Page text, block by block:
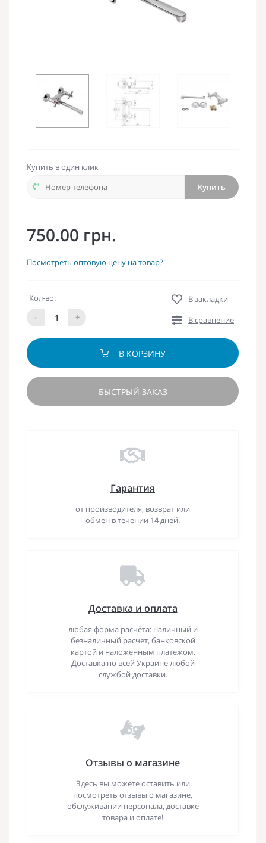
Купить в один клик
Купить
750.00 грн.
Посмотреть оптовую цену на товар?
Кол-во:
-
+
В закладки
В сравнение
В КОРЗИНУ
БЫСТРЫЙ ЗАКАЗ
Гарантия
от производителя, возврат или
обмен в течении 14 дней.
Доставка и оплата
любая форма расчёта: наличный и
безналичный расчет, банковской
картой и наложенным платежом.
Доставка по всей Украине любой
службой доставки.
Отзывы о магазине
Здесь вы можете оставить или
посмотреть отзывы о магазине,
обслуживании персонала, доставке
товара и оплате!